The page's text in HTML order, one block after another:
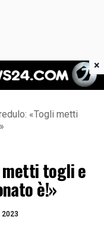
24
«Togli metti
metti togli e
è!»
2023
×